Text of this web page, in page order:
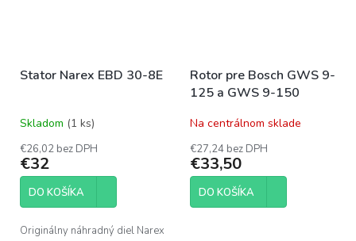
Stator Narex EBD 30-8E
Skladom (1 ks)
€26,02 bez DPH
€32
DO KOŠÍKA
Originálny náhradný diel Narex
Rotor pre Bosch GWS 9-
125 a GWS 9-150
Na centrálnom sklade
€27,24 bez DPH
€33,50
DO KOŠÍKA